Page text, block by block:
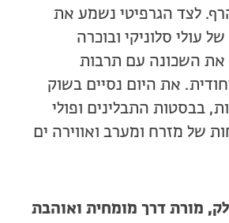
לצד הגרפיטי נשמע את
עולי סלוניקי ובוכרה
את השכונה עם תרבות
את היום נסיים בשוק
בבסטות התבלינים ופולי
של מזרח ומערב ואווירה ים
מורת דרך מומחית ואוהבת